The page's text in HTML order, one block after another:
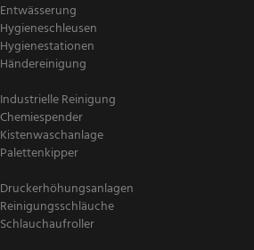
Entwässerung
Hygieneschleusen
Hygienestationen
Händereinigung
Industrielle Reinigung
Chemiespender
Kistenwaschanlage
Palettenkipper
Druckerhöhungsanlagen
Reinigungsschläuche
Schlauchaufroller